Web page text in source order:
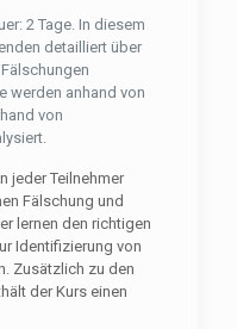
2 Tage. In diesem
detailliert über
werden anhand von
von
jeder Teilnehmer
Fälschung und
lernen den richtigen
Identifizierung von
Zusätzlich zu den
der Kurs einen